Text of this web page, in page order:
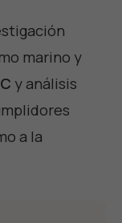
marino y
y análisis
a la